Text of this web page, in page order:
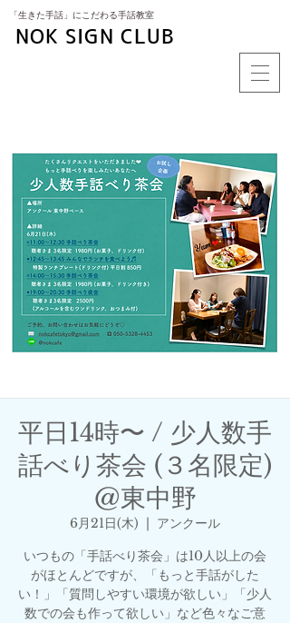
​「生きた手話」にこだわる手話教室
NOK SIGN CLUB
平日14時〜 / 少人数手
話べり茶会 (３名限定)
@東中野
6月21日(木)
  |
アンクール
いつもの「手話べり茶会」は10人以上の会
がほとんどですが、「もっと手話がした
い！」「質問しやすい環境が欲しい」「少人
数での会も作って欲しい」など色々なご意